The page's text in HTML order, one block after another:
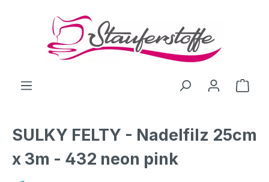
Zum Hauptinhalt springen
SULKY FELTY - Nadelfilz 25cm
x 3m - 432 neon pink